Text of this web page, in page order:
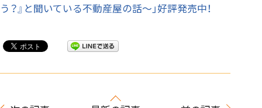
う？』と聞いている不動産屋の話～」好評発売中！